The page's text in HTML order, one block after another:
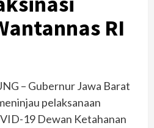
RI
– Gubernur Jawa Barat
pelaksanaan
19 Dewan Ketahanan